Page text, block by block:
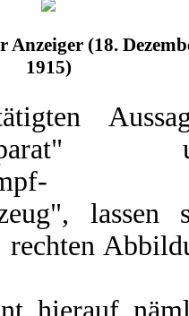
Anzeiger (18.
1915)
lassen
rechten